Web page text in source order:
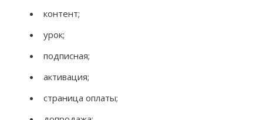
контент;
урок;
подписная;
активация;
страница оплаты;